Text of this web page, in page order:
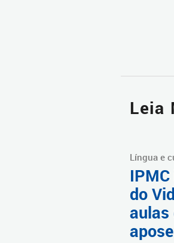
Leia
Língua e
do
aulas